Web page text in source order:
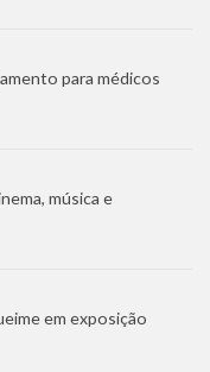
para médicos
música e
em exposição